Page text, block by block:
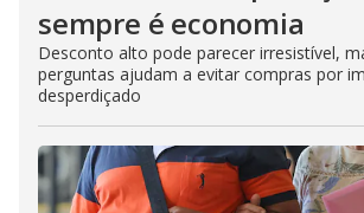
sempre é economia
Desconto alto pode parecer irresistível,
perguntas ajudam a evitar compras por
desperdiçado